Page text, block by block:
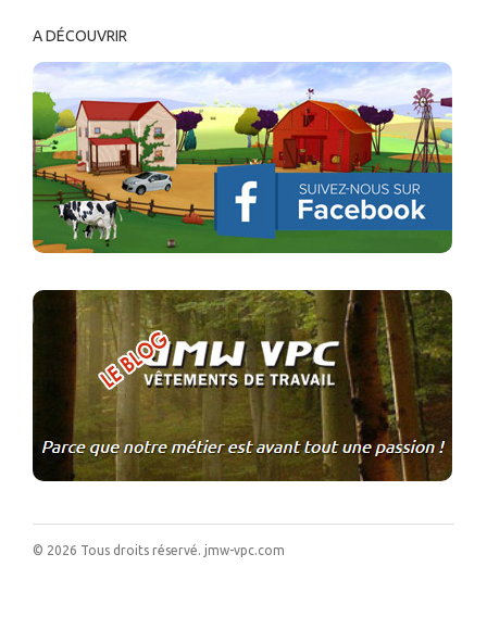
A DÉCOUVRIR
© 2026 Tous droits réservé. jmw-vpc.com